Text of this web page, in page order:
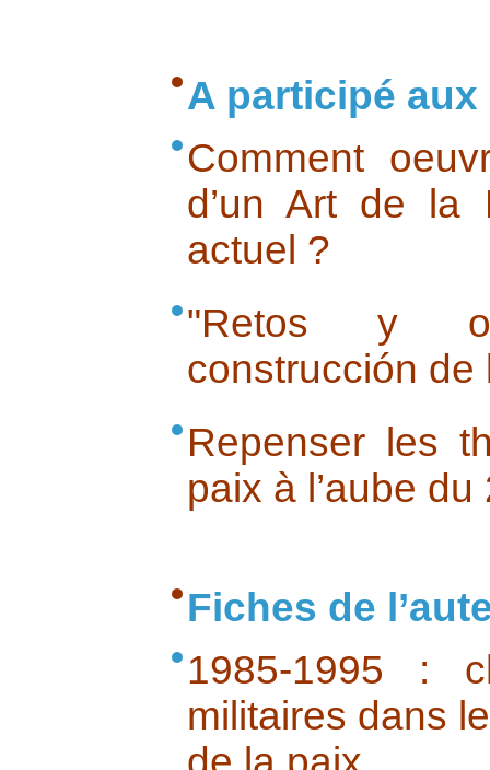
A participé aux
Comment
d’un Art de la
actuel ?
"Retos y
construcción de
Repenser les
paix à l’aube
Fiches de
1985-1995 :
militaires dans